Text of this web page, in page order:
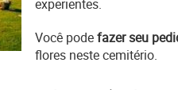
experientes.
Você podefazer seu
flores neste cemitério.